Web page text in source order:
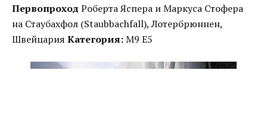
Первопроход Роберта Яспера и Маркуса Стофера
на Стаубахфол (Staubbachfall), Лотербрюннен,
Швейцария Категория:M9 E5